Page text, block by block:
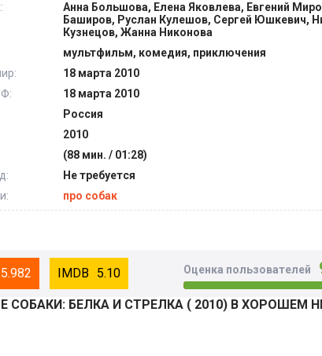
Анна Большова, Елена Яковлева, Евгений
Баширов, Руслан Кулешов, Сергей Юшкевич,
Кузнецов, Жанна Никонова
мультфильм, комедия, приключения
18 марта 2010
18 марта 2010
Россия
2010
(88 мин. / 01:28)
Не требуется
про собак
5.982 5.10 Оценка пользователей
БЕЛКА И СТРЕЛКА ( 2010) В ХОРОШЕМ